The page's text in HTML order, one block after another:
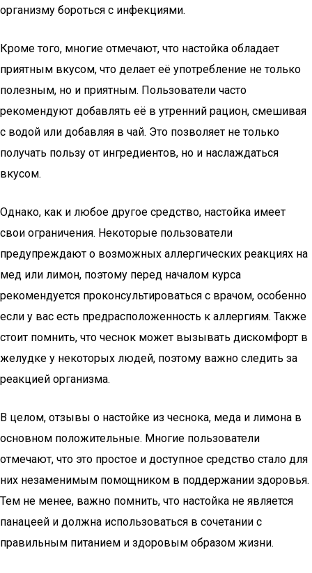
организму бороться с инфекциями.
Кроме того, многие отмечают, что настойка обладает
приятным вкусом, что делает её употребление не только
полезным, но и приятным. Пользователи часто
рекомендуют добавлять её в утренний рацион, смешивая
с водой или добавляя в чай. Это позволяет не только
получать пользу от ингредиентов, но и наслаждаться
вкусом.
Однако, как и любое другое средство, настойка имеет
свои ограничения. Некоторые пользователи
предупреждают о возможных аллергических реакциях на
мед или лимон, поэтому перед началом курса
рекомендуется проконсультироваться с врачом, особенно
если у вас есть предрасположенность к аллергиям. Также
стоит помнить, что чеснок может вызывать дискомфорт в
желудке у некоторых людей, поэтому важно следить за
реакцией организма.
В целом, отзывы о настойке из чеснока, меда и лимона в
основном положительные. Многие пользователи
отмечают, что это простое и доступное средство стало для
них незаменимым помощником в поддержании здоровья.
Тем не менее, важно помнить, что настойка не является
панацеей и должна использоваться в сочетании с
правильным питанием и здоровым образом жизни.